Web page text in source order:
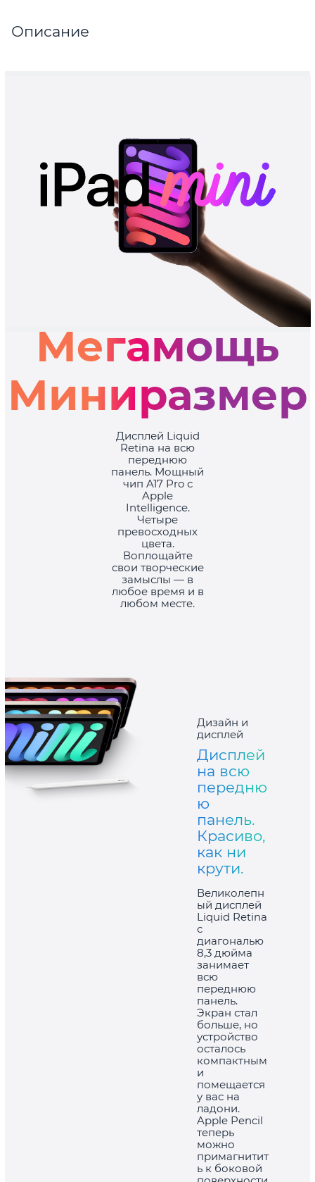
Описание
Мегамощь
Миниразмер
Дисплей Liquid
Retina на всю
переднюю
панель. Мощный
чип A17 Pro с
Apple
Intelligence.
Четыре
превосходных
цвета.
Воплощайте
свои творческие
замыслы — в
любое время и в
любом месте.
Дизайн и
дисплей
Дисплей
на всю
передню
ю
панель.
Красиво,
как ни
крути.
Великолепн
ый дисплей
Liquid Retina
с
диагональю
8,3 дюйма
занимает
всю
переднюю
панель.
Экран стал
больше, но
устройство
осталось
компактным
и
помещается
у вас на
ладони.
Apple Pencil
теперь
можно
примагнитит
ь к боковой